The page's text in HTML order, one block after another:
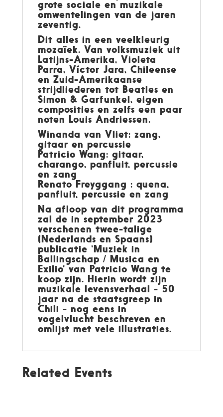
grote sociale en muzikale
omwentelingen van de jaren
zeventig.
Dit alles in een veelkleurig
mozaïek. Van volksmuziek uit
Latijns-Amerika, Violeta
Parra, Víctor Jara, Chileense
en Zuid-Amerikaanse
strijdliederen tot Beatles en
Simon & Garfunkel, eigen
composities en zelfs een paar
noten Louis Andriessen.
Winanda van Vliet: zang,
gitaar en percussie
Patricio Wang: gitaar,
charango, panfluit, percussie
en zang
Renato Freyggang : quena,
panfluit, percussie en zang
Na afloop van dit programma
zal de in september 2023
verschenen twee-talige
(Nederlands en Spaans)
publicatie ‘Muziek in
Ballingschap / Musica en
Exilio’ van Patricio Wang te
koop zijn. Hierin wordt zijn
muzikale levensverhaal - 50
jaar na de staatsgreep in
Chili - nog eens in
vogelvlucht beschreven en
omlijst met vele illustraties.
Related Events